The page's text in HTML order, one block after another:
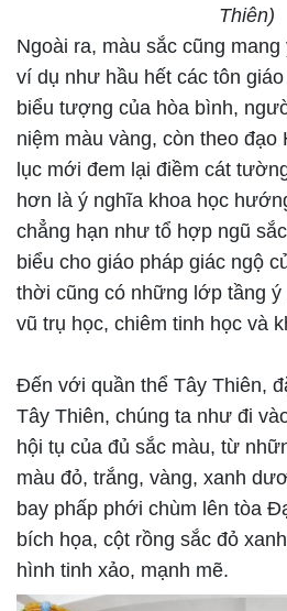
Thiên)
Ngoài ra, màu sắc cũng
ví dụ như hầu hết các tôn
biểu tượng của hòa bình,
niệm màu vàng, còn theo đạo
lục mới đem lại điềm cát
hơn là ý nghĩa khoa học
chẳng hạn như tổ hợp ngũ
biểu cho giáo pháp giác ngộ
thời cũng có những lớp tầng ý
vũ trụ học, chiêm tinh học và
Đến với quần thể Tây Thiên,
Tây Thiên, chúng ta như đi
hội tụ của đủ sắc màu, từ
màu đỏ, trắng, vàng, xanh
bay phấp phới chùm lên tòa
bích họa, cột rồng sắc đỏ
hình tinh xảo, mạnh mẽ.